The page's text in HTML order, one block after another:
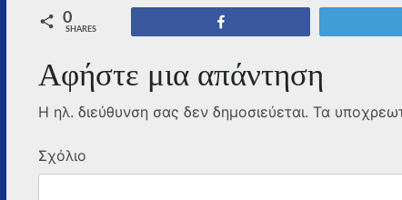
0
SHARES
Αφήστε μια απάντηση
Η ηλ. διεύθυνση σας δεν δημοσιεύεται. Τα
Σχόλιο